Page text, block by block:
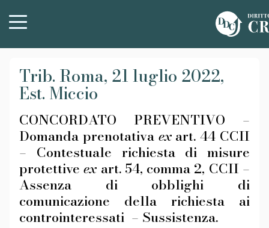
Trib. Roma, 21 luglio 2022,
Est. Miccio
CONCORDATO PREVENTIVO –
Domanda prenotativa ex art. 44 CCII
– Contestuale richiesta di misure
protettiveex art. 54, comma 2, CCII –
Assenza di obblighi di
comunicazione della richiesta ai
controinteressati – Sussistenza.